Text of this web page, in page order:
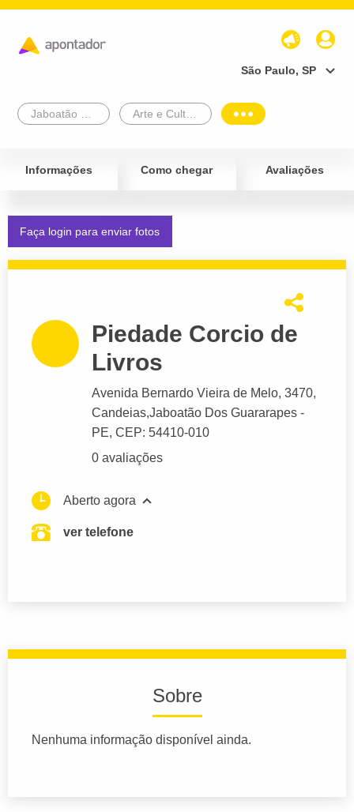
São Paulo, SP
Informações Como chegar Avaliações
Faça login para enviar fotos
Piedade Corcio de
Livros
Avenida Bernardo Vieira de Melo, 3470,
Candeias,Jaboatão Dos Guararapes -
PE, CEP: 54410-010
0 avaliações
Aberto agora
ver telefone
Sobre
Nenhuma informação disponível ainda.